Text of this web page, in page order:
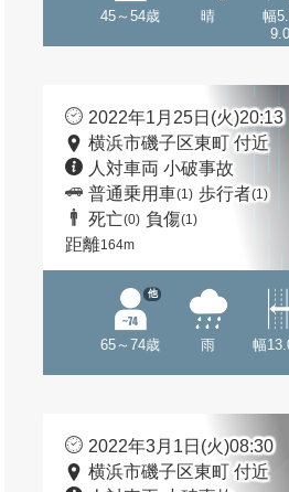
45～54歳 晴
幅
2022年1月25日(火)20:13
横浜市磯子区東町 付近
人対車両 小破事故
普通乗用車(1) 歩行者(1)
死亡(0) 負傷(1)
距離164m
65～74歳
他
雨 幅
2022年3月1日(火)08:30
横浜市磯子区東町 付近